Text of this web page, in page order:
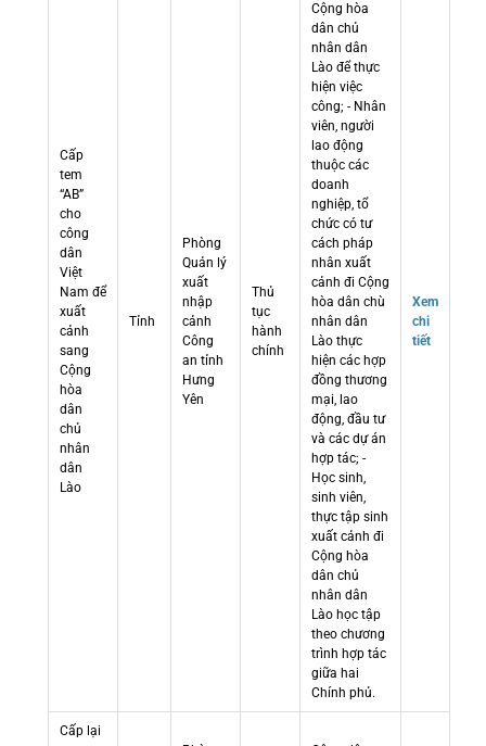
Cấp
tem
“AB”
cho
công
dân
Việt
Nam để
xuất
cảnh
sang
Cộng
hòa
dân
chủ
nhân
dân
Lào
Tỉnh
Phòng
Quản lý
xuất
nhập
cảnh
Công
an tỉnh
Hưng
Yên
Thủ
tục
hành
chính
Cộng hòa
dân chủ
nhân dân
Lào để thực
hiện việc
công; - Nhân
viên, người
lao động
thuộc các
doanh
nghiệp, tổ
chức có tư
cách pháp
nhân xuất
cảnh đi Cộng
hòa dân chù
nhân dân
Lào thực
hiện các hợp
đồng thương
mại, lao
động, đầu tư
và các dự án
hợp tác; -
Học sinh,
sinh viên,
thực tập sinh
xuất cảnh đi
Cộng hòa
dân chủ
nhân dân
Lào học tập
theo chương
trình hợp tác
giữa hai
Chính phủ.
Xem
chi
tiết
Cấp lại